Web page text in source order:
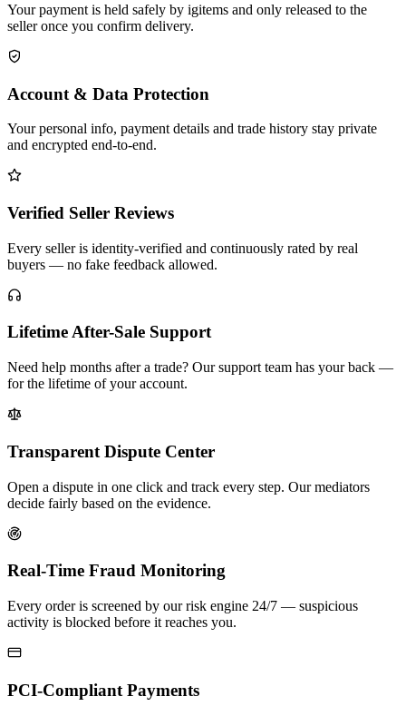
Your payment is held safely by igitems and only released to the
seller once you confirm delivery.
Account & Data Protection
Your personal info, payment details and trade history stay private
and encrypted end-to-end.
Verified Seller Reviews
Every seller is identity-verified and continuously rated by real
buyers — no fake feedback allowed.
Lifetime After-Sale Support
Need help months after a trade? Our support team has your back —
for the lifetime of your account.
Transparent Dispute Center
Open a dispute in one click and track every step. Our mediators
decide fairly based on the evidence.
Real-Time Fraud Monitoring
Every order is screened by our risk engine 24/7 — suspicious
activity is blocked before it reaches you.
PCI-Compliant Payments